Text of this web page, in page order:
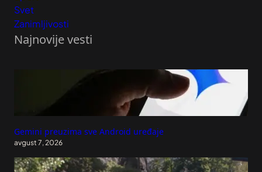
Svet
Zanimljivosti
Najnovije vesti
Gemini preuzima sve Android uređaje
avgust 7, 2026